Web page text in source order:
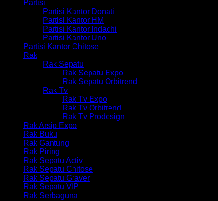
Partisi
Partisi Kantor Donati
Partisi Kantor HM
Partisi Kantor Indachi
Partisi Kantor Uno
Partisi Kantor Chitose
Rak
Rak Sepatu
Rak Sepatu Expo
Rak Sepatu Orbitrend
Rak Tv
Rak Tv Expo
Rak Tv Orbitrend
Rak Tv Prodesign
Rak Arsip Expo
Rak Buku
Rak Gantung
Rak Piring
Rak Sepatu Activ
Rak Sepatu Chitose
Rak Sepatu Graver
Rak Sepatu VIP
Rak Serbaguna